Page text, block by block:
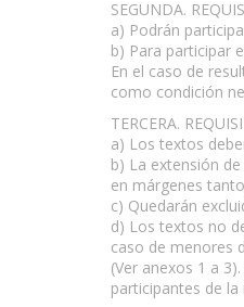
SEGUNDA.
a) Podrán
b) Para participar
En el caso de
como condición
TERCERA.
a) Los textos
b) La extensión
en márgenes
c) Quedarán
d) Los textos no
caso de menores
(Ver anexos 1 a
participantes de